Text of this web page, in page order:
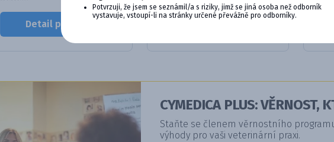
Detail produktu
CYMEDICA PLUS: VĚRNOST,
Staňte se členem věrnostního
výhody pro vaši veterinární praxi.
Potvrzuji, že jsem se seznámil/a s riziky, jimž se jiná osoba než odborník
vystavuje, vstoupí-li na stránky určené převážně pro odborníky.